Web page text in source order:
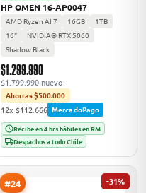
HP OMEN 16-AP0047
AMD Ryzen AI 7 16GB
1TB
16"
NVIDIA® RTX 5060
Shadow Black
$1.299.990
$1.799.990 nuevo
Ahorras $500.000
12x $112.666 MercadoPago
Recibe en 4 hrs hábiles en RM
Despachos a todo Chile
#24 -31%